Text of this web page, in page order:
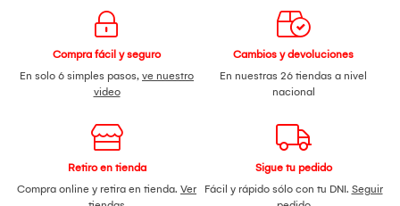
Compra fácil y seguro
En solo 6 simples pasos, ve nuestro
video
Cambios y devoluciones
En nuestras 26 tiendas a nivel
nacional
Retiro en tienda
Compra online y retira en tienda. Ver
Sigue tu pedido
Fácil y rápido sólo con tu DNI. Seguir